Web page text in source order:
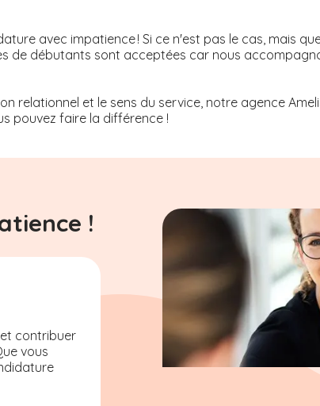
avec impatience ! Si ce n'est pas le cas, mais
de débutants sont acceptées car nous
relationnel et le sens du service, notre agence
pouvez faire la différence !
!
et contribuer
vous